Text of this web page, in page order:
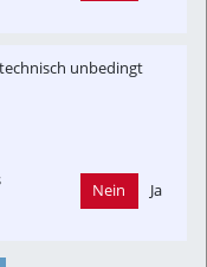
unbedingt
Nein Ja